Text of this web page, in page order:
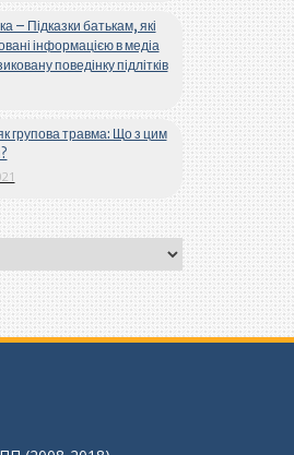
– Підказки батькам, які
інформацією в медіа
поведінку підлітків
групова травма: Що з цим